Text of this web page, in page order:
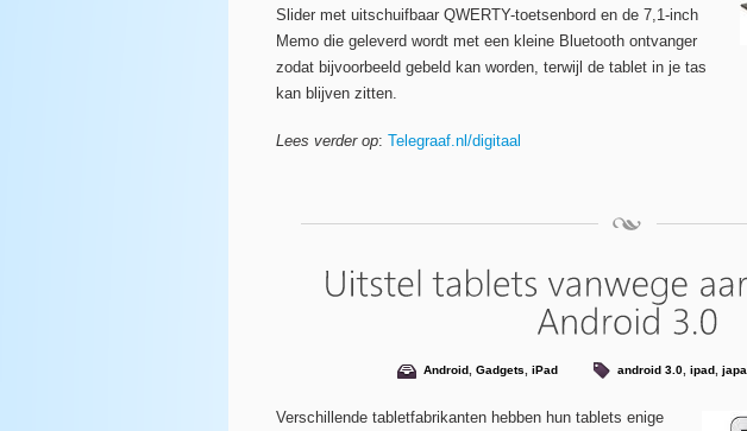
Slider met uitschuifbaar QWERTY-toetsenbord en de 7,1-inch
Memo die geleverd wordt met een kleine Bluetooth ontvanger
zodat bijvoorbeeld gebeld kan worden, terwijl de tablet in je tas
kan blijven zitten.
Lees verder op: Telegraaf.nl/digitaal
Android, Gadgets, iPad android 3.0, ipad,
Verschillende tabletfabrikanten hebben hun tablets enige